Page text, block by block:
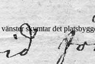
skymtar det